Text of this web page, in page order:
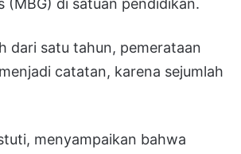
(MBG) di satuan pendidikan.
dari satu tahun, pemerataan
catatan, karena sejumlah
menyampaikan bahwa